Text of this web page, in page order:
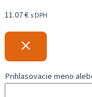
11.07€s DPH
Prihlasovacie meno